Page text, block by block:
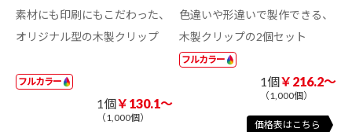
素材にも印刷にもこだわった、
オリジナル型の木製クリップ
フルカラー
1個￥130.1～
（1,000個）
色違いや形違いで製作できる、
木製クリップの2個セット
フルカラー
1個￥216.2～
（1,000個）
価格表はこちら